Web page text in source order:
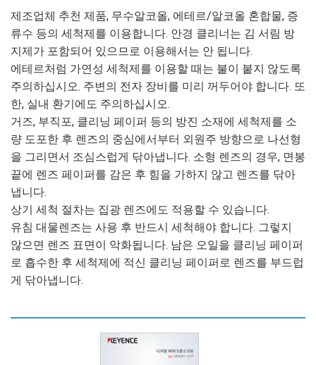
제조업체 추천 제품, 무수알코올, 에테르/알코올 혼합물, 증
류수 등의 세척제를 이용합니다. 안경 클리너는 김 서림 방
지제가 포함되어 있으므로 이용해서는 안 됩니다.
에테르처럼 가연성 세척제를 이용할 때는 불이 붙지 않도록
주의하십시오. 주변의 전자 장비를 미리 꺼두어야 합니다. 또
한, 실내 환기에도 주의하십시오.
거즈, 부직포, 클리닝 페이퍼 등의 방진 소재에 세척제를 소
량 도포한 후 렌즈의 중심에서부터 외원주 방향으로 나선형
을 그리면서 조심스럽게 닦아냅니다. 소형 렌즈의 경우, 면봉
끝에 렌즈 페이퍼를 감은 후 힘을 가하지 않고 렌즈를 닦아
냅니다.
상기 세척 절차는 집광 렌즈에도 적용할 수 있습니다.
유침 대물렌즈는 사용 후 반드시 세척해야 합니다. 그렇지
않으면 렌즈 표면이 악화됩니다. 남은 오일을 클리닝 페이퍼
로 흡수한 후 세척제에 적신 클리닝 페이퍼로 렌즈를 부드럽
게 닦아냅니다.